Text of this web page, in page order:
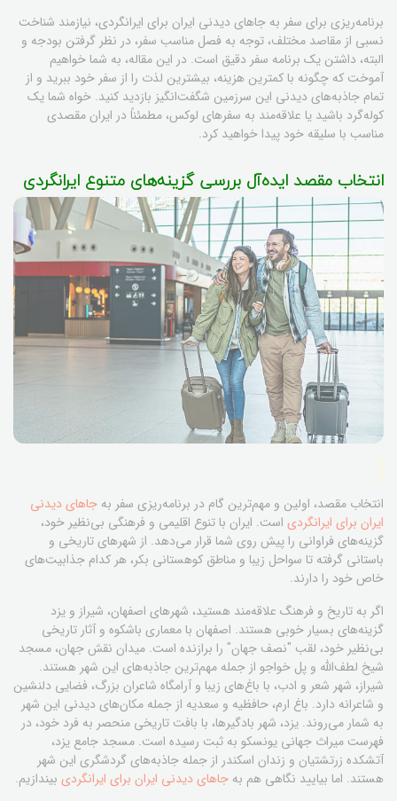
برنامه‌ریزی برای سفر به جاهای دیدنی ایران برای ایرانگردی، نیازمند شناخت
نسبی از مقاصد مختلف، توجه به فصل مناسب سفر، در نظر گرفتن بودجه و
البته، داشتن یک برنامه سفر دقیق است. در این مقاله، به شما خواهیم
آموخت که چگونه با کمترین هزینه، بیشترین لذت را از سفر خود ببرید و از
تمام جاذبه‌های دیدنی این سرزمین شگفت‌انگیز بازدید کنید. خواه شما یک
کوله‌گرد باشید یا علاقه‌مند به سفرهای لوکس، مطمئناً در ایران مقصدی
مناسب با سلیقه خود پیدا خواهید کرد.
انتخاب مقصد ایده‌آل بررسی گزینه‌های متنوع ایرانگردی
انتخاب مقصد، اولین و مهم‌ترین گام در برنامه‌ریزی سفر به جاهای دیدنی
ایران برای ایرانگردی است. ایران با تنوع اقلیمی و فرهنگی بی‌نظیر خود،
گزینه‌های فراوانی را پیش روی شما قرار می‌دهد. از شهرهای تاریخی و
باستانی گرفته تا سواحل زیبا و مناطق کوهستانی بکر، هر کدام جذابیت‌های
خاص خود را دارند.
اگر به تاریخ و فرهنگ علاقه‌مند هستید، شهرهای اصفهان، شیراز و یزد
گزینه‌های بسیار خوبی هستند. اصفهان با معماری باشکوه و آثار تاریخی
بی‌نظیر خود، لقب "نصف جهان" را برازنده است. میدان نقش جهان، مسجد
شیخ لطف‌الله و پل خواجو از جمله مهم‌ترین جاذبه‌های این شهر هستند.
شیراز، شهر شعر و ادب، با باغ‌های زیبا و آرامگاه شاعران بزرگ، فضایی دلنشین
و شاعرانه دارد. باغ ارم، حافظیه و سعدیه از جمله مکان‌های دیدنی این شهر
به شمار می‌روند. یزد، شهر بادگیرها، با بافت تاریخی منحصر به فرد خود، در
فهرست میراث جهانی یونسکو به ثبت رسیده است. مسجد جامع یزد،
آتشکده زرتشتیان و زندان اسکندر از جمله جاذبه‌های گردشگری این شهر
هستند. اما بیایید نگاهی هم به جاهای دیدنی ایران برای ایرانگردی بیندازیم.